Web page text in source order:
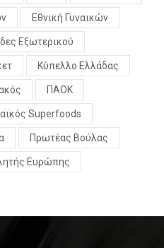
Εθνική Γυναικών
Εξωτερικού
Κύπελλο Ελλάδας
ΠΑΟΚ
Superfoods
Πρωτέας Βούλας
Ευρώπης